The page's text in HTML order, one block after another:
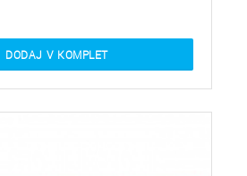
DODAJ V KOMPLET